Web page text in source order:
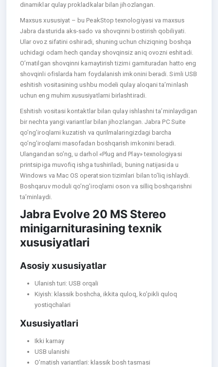
dinamiklar qulay prokladkalar bilan jihozlangan.
Maxsus xususiyat – bu PeakStop texnologiyasi va maxsus
Jabra dasturida aks-sado va shovqinni bostirish qobiliyati.
Ular ovoz sifatini oshiradi, shuning uchun chiziqning boshqa
uchidagi odam hech qanday shovqinsiz aniq ovozni eshitadi.
O’rnatilgan shovqinni kamaytirish tizimi garnituradan hatto eng
shovqinli ofislarda ham foydalanish imkonini beradi. Simli USB
eshitish vositasining ushbu modeli qulay aloqani ta’minlash
uchun eng muhim xususiyatlarni birlashtiradi.
Eshitish vositasi kontaktlar bilan qulay ishlashni ta’minlaydigan
bir nechta yangi variantlar bilan jihozlangan. Jabra PC Suite
qo’ng’iroqlarni kuzatish va qurilmalaringizdagi barcha
qo’ng’iroqlarni masofadan boshqarish imkonini beradi.
Ulangandan so’ng, u darhol «Plug and Play» texnologiyasi
printsipiga muvofiq ishga tushiriladi, buning natijasida u
Windows va Mac OS operatsion tizimlari bilan to’liq ishlaydi.
Boshqaruv moduli qo’ng’iroqlarni oson va silliq boshqarishni
ta’minlaydi.
Jabra Evolve 20 MS Stereo
minigarniturasining texnik
xususiyatlari
Asosiy xususiyatlar
Ulanish turi: USB orqali
Kiyish: klassik boshcha, ikkita quloq, ko’pikli quloq
yostiqchalari
Xususiyatlari
Ikki karnay
USB ulanishi
O’rnatish variantlari: klassik bosh tasmasi